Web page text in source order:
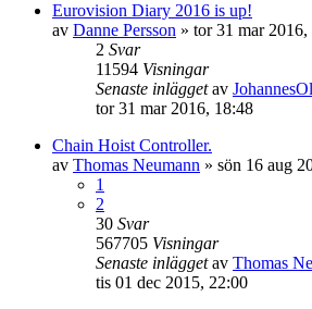
Eurovision Diary 2016 is up!
av Danne Persson » tor 31 mar 2016,
2 Svar
11594 Visningar
Senaste inläggetav
tor 31 mar 2016, 18:48
Chain Hoist Controller.
av Thomas Neumann » sön 16 aug
1
2
30 Svar
567705 Visningar
Senaste inläggetav Thomas
tis 01 dec 2015, 22:00